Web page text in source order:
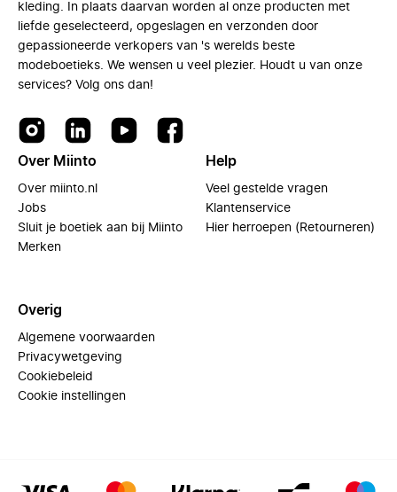
kleding. In plaats daarvan worden al onze producten met
liefde geselecteerd, opgeslagen en verzonden door
gepassioneerde verkopers van 's werelds beste
modeboetieks. We wensen u veel plezier. Houdt u van onze
services? Volg ons dan!
Over Miinto
Over miinto.nl
Jobs
Sluit je boetiek aan bij Miinto
Merken
Help
Veel gestelde vragen
Klantenservice
Hier herroepen (Retourneren)
Overig
Algemene voorwaarden
Privacywetgeving
Cookiebeleid
Cookie instellingen